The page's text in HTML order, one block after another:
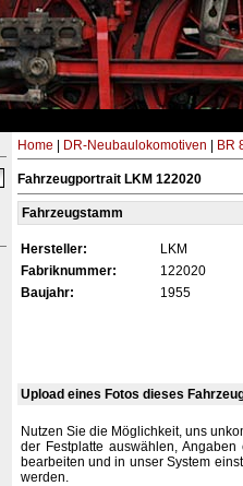
Home DR-Neubaulokomotiven BR
Fahrzeugportrait LKM 122020
Fahrzeugstamm
Hersteller: LKM
Fabriknummer:
122020
Baujahr:
1955
Upload eines Fotos dieses
Nutzen Sie die Möglichkeit, uns
der Festplatte auswählen,
bearbeiten und in unser System
werden.